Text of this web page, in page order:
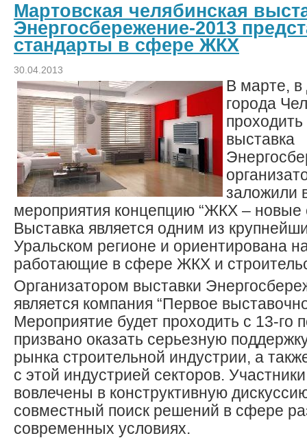
Мартовская челябинская
Энергосбережение-2013
стандарты в сфере ЖКХ
30.04.2013
В марте,
города
выставка
заложили
мероприятия концепцию “ЖКХ – новые
Выставка является одним из
Уральском регионе и ориентирована
работающие в сфере ЖКХ и
Организатором выставки
является компания “Первое
Мероприятие будет проходить с 13-го
призвано оказать серьезную
рынка строительной индустрии, а
с этой индустрией секторов.
вовлечены в конструктивную
совместный поиск решений в сфере
современных условиях.